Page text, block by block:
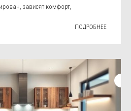
зависят комфорт,
ПОДРОБНЕЕ